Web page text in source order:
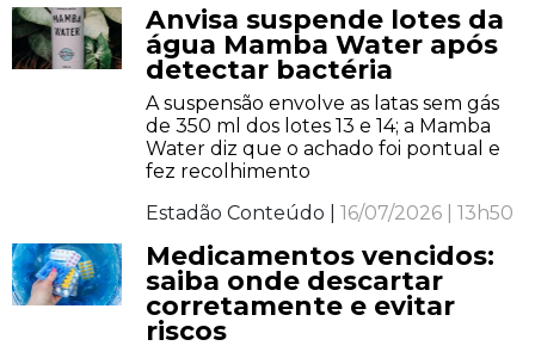
Anvisa suspende lotes da
água Mamba Water após
detectar bactéria
A suspensão envolve as latas sem gás
de 350 ml dos lotes 13 e 14; a Mamba
Water diz que o achado foi pontual e
fez recolhimento
Estadão Conteúdo | 16/07/2026 | 13h50
Medicamentos vencidos:
saiba onde descartar
corretamente e evitar
riscos